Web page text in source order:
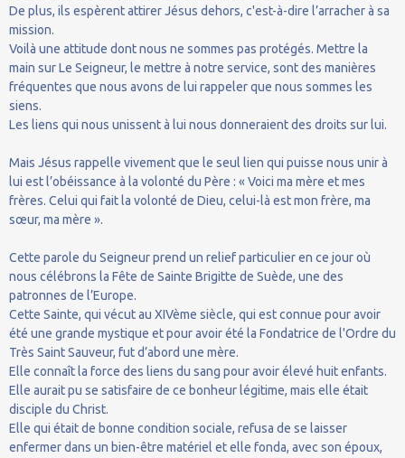
De plus, ils espèrent attirer Jésus dehors, c'est-à-dire l’arracher à sa
mission.
Voilà une attitude dont nous ne sommes pas protégés. Mettre la
main sur Le Seigneur, le mettre à notre service, sont des manières
fréquentes que nous avons de lui rappeler que nous sommes les
siens.
Les liens qui nous unissent à lui nous donneraient des droits sur lui.
Mais Jésus rappelle vivement que le seul lien qui puisse nous unir à
lui est l’obéissance à la volonté du Père : « Voici ma mère et mes
frères. Celui qui fait la volonté de Dieu, celui-là est mon frère, ma
sœur, ma mère ».
Cette parole du Seigneur prend un relief particulier en ce jour où
nous célébrons la Fête de Sainte Brigitte de Suède, une des
patronnes de l’Europe.
Cette Sainte, qui vécut au XIVème siècle, qui est connue pour avoir
été une grande mystique et pour avoir été la Fondatrice de l'Ordre du
Très Saint Sauveur, fut d’abord une mère.
Elle connaît la force des liens du sang pour avoir élevé huit enfants.
Elle aurait pu se satisfaire de ce bonheur légitime, mais elle était
disciple du Christ.
Elle qui était de bonne condition sociale, refusa de se laisser
enfermer dans un bien-être matériel et elle fonda, avec son époux,